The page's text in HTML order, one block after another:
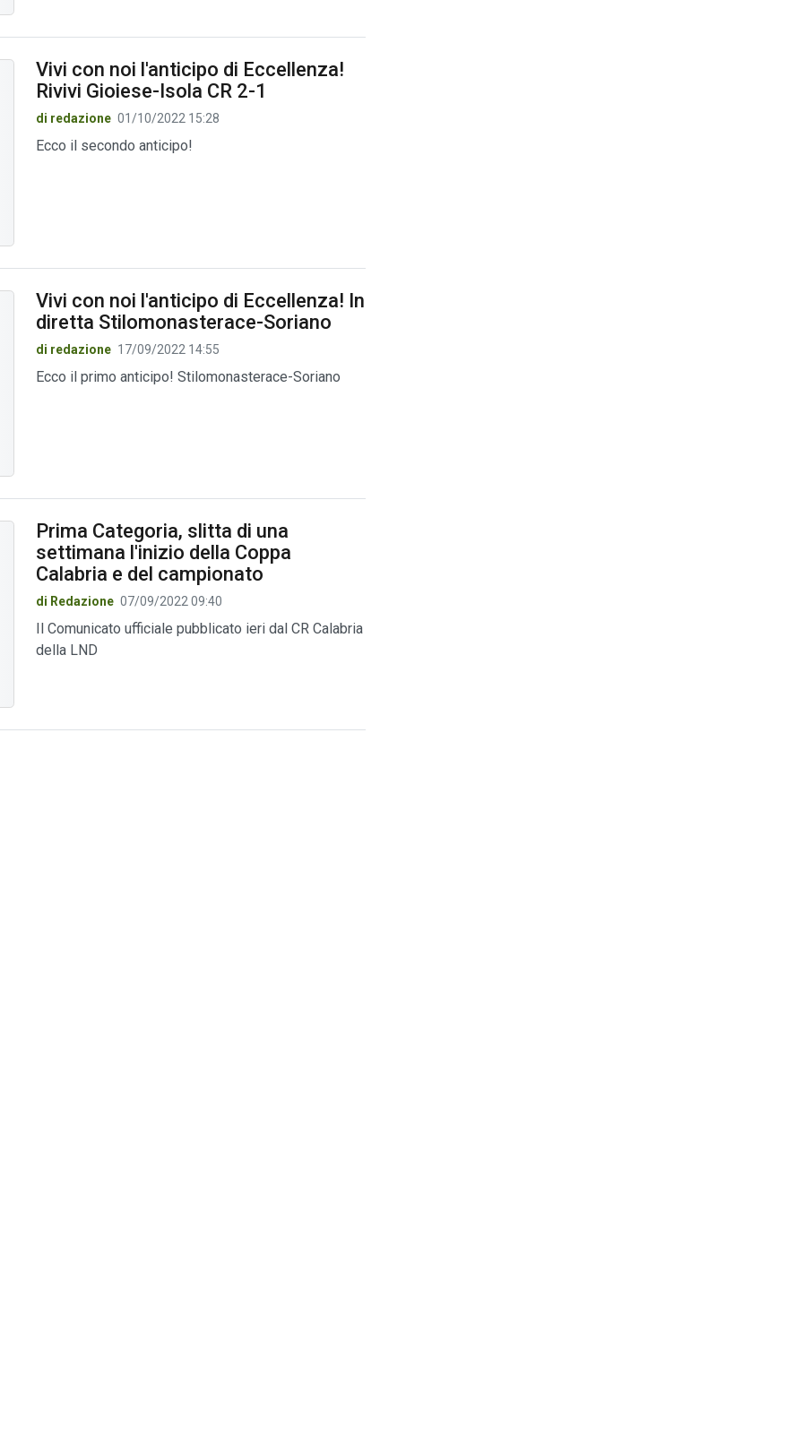
Vivi con noi l'anticipo di Eccellenza!
Rivivi Gioiese-Isola CR 2-1
di redazione 01/10/2022 15:28
Ecco il secondo anticipo!
Vivi con noi l'anticipo di Eccellenza! In
diretta Stilomonasterace-Soriano
di redazione 17/09/2022 14:55
Ecco il primo anticipo! Stilomonasterace-Soriano
Prima Categoria, slitta di una
settimana l'inizio della Coppa
Calabria e del campionato
di Redazione 07/09/2022 09:40
Il Comunicato ufficiale pubblicato ieri dal CR Calabria
della LND